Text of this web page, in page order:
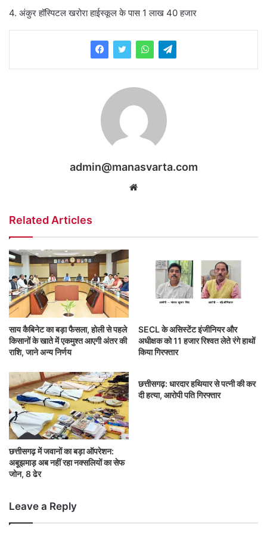
4. अंकुर हॉस्पिटल खरोरा हाईस्कूल के पास 1 लाख 40 हजार
admin@manasvarta.com
Website
Related Articles
साय कैबिनेट का बड़ा फैसला, होली से पहले
किसानों के खाते में एकमुश्त आएगी अंतर की
राशि, जाने अन्य निर्णय
SECL के असिस्टेंट इंजीनियर और
अधीक्षक को 11 हजार रिश्वत लेते रंगे हाथों
किया गिरफ्तार
छत्तीसगढ़ में जवानों का बड़ा ऑपरेशन:
अबूझमाड़ अब नहीं रहा नक्सलियों का सेफ
जोन, 8 ढेर
छत्तीसगढ़: धारदार हथियार से पत्नी की कर
दी हत्या, आरोपी पति गिरफ्तार
Leave a Reply